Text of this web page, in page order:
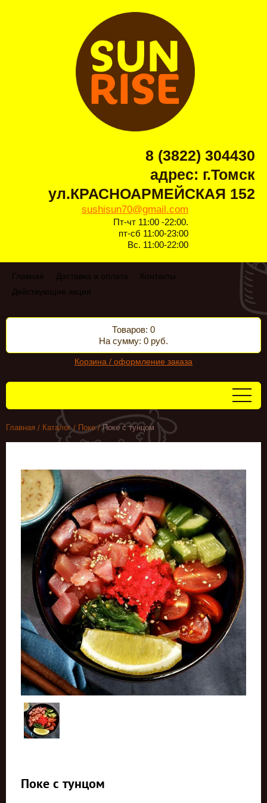
8 (3822) 304430
адрес: г.Томск
ул.КРАСНОАРМЕЙСКАЯ 152
sushisun70@gmail.com
Пт-чт 11:00 -22:00.
пт-сб 11:00-23:00
Вс. 11:00-22:00
Главная Доставка и оплата
Контакты
Действующие акции
Товаров: 0
На сумму: 0 руб.
Корзина / оформление заказа
Главная Каталог Поке Поке с тунцом
Поке с тунцом